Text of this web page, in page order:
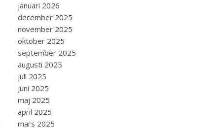
januari 2026
december 2025
november 2025
oktober 2025
september 2025
augusti 2025
juli 2025
juni 2025
maj 2025
april 2025
mars 2025